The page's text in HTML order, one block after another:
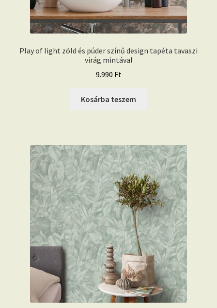
Play of light zöld és púder színű design tapéta tavaszi
virág mintával
9.990 Ft
Kosárba teszem